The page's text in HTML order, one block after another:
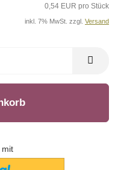
0,54 EUR pro Stück
inkl. 7% MwSt. zzgl. Versand